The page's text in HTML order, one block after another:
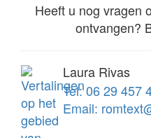
Heeft u nog vragen
ontvangen?
Laura Rivas
Tel: 06 29 457
Email: